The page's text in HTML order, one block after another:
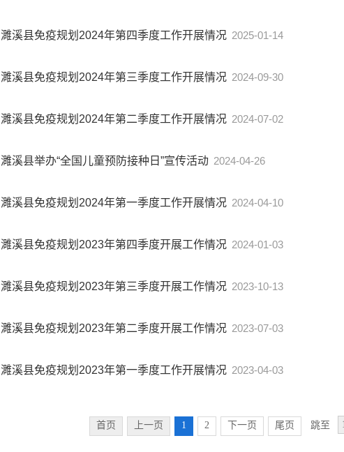
濉溪县免疫规划2024年第四季度工作开展情况 2025-01-14
濉溪县免疫规划2024年第三季度工作开展情况 2024-09-30
濉溪县免疫规划2024年第二季度工作开展情况 2024-07-02
濉溪县举办“全国儿童预防接种日”宣传活动 2024-04-26
濉溪县免疫规划2024年第一季度工作开展情况 2024-04-10
濉溪县免疫规划2023年第四季度开展工作情况 2024-01-03
濉溪县免疫规划2023年第三季度开展工作情况 2023-10-13
濉溪县免疫规划2023年第二季度开展工作情况 2023-07-03
濉溪县免疫规划2023年第一季度工作开展情况 2023-04-03
首页 上一页 1 2 下一页 尾页 跳至